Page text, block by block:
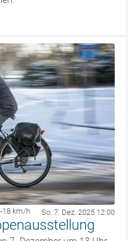
18 km/h So. 7. Dez. 2025 12:00